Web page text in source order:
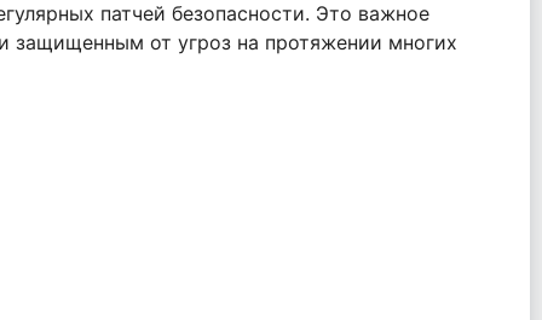
патчей безопасности. Это важное
защищенным от угроз на протяжении многих